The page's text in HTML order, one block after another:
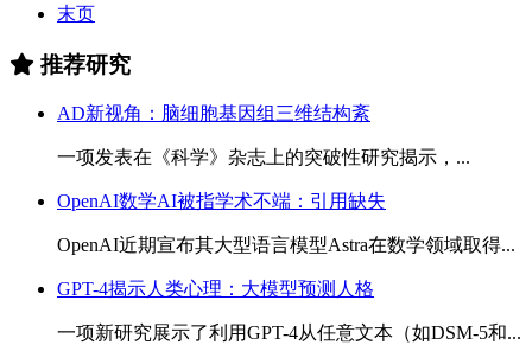
末页
推荐研究
AD新视角：脑细胞基因组三维结构紊
一项发表在《科学》杂志上的突破性研究揭示，...
OpenAI数学AI被指学术不端：引用缺失
OpenAI近期宣布其大型语言模型Astra在数学领域取得...
GPT-4揭示人类心理：大模型预测人格
一项新研究展示了利用GPT-4从任意文本（如DSM-5和...